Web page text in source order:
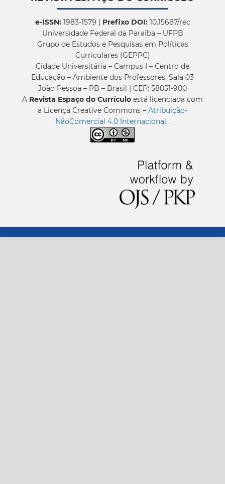
e-ISSN:1983-1579 | Prefixo DOI:10.15687/rec
Universidade Federal da Paraíba – UFPB
Grupo de Estudos e Pesquisas em Políticas
Curriculares (GEPPC)
Cidade Universitária – Campus I – Centro de
Educação – Ambiente dos Professores, Sala 03
João Pessoa – PB – Brasil | CEP: 58051-900
A Revista Espaço do Currículo está licenciada com
a Licença Creative Commons – Atribuição-
NãoComercial 4.0 Internacional .